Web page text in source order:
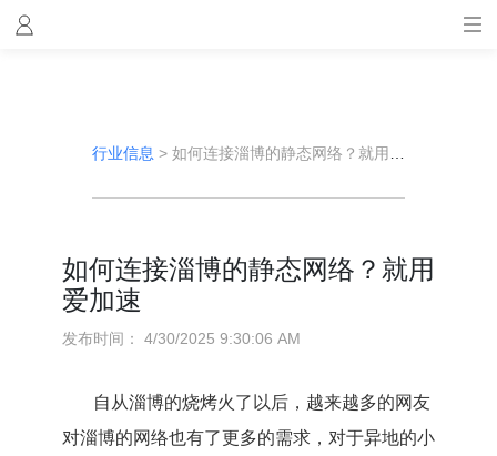
行业信息 > 如何连接淄博的静态网络？就用爱加速
如何连接淄博的静态网络？就用
爱加速
发布时间： 4/30/2025 9:30:06 AM
自从淄博的烧烤火了以后，越来越多的网友
对淄博的网络也有了更多的需求，对于异地的小